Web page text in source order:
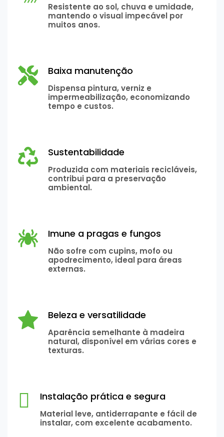
Resistente ao sol, chuva e umidade,
mantendo o visual impecável por
muitos anos.
Baixa manutenção
Dispensa pintura, verniz e
impermeabilização, economizando
tempo e custos.
Sustentabilidade
Produzida com materiais recicláveis,
contribui para a preservação
ambiental.
Imune a pragas e fungos
Não sofre com cupins, mofo ou
apodrecimento, ideal para áreas
externas.
Beleza e versatilidade
Aparência semelhante à madeira
natural, disponível em várias cores e
texturas.
Instalação prática e segura
Material leve, antiderrapante e fácil de
instalar, com excelente acabamento.